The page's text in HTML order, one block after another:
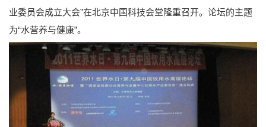
业委员会成立大会”在北京中国科技会堂隆重召开。论坛的主题
为“水营养与健康”。